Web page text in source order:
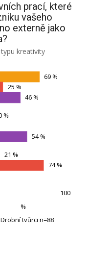
prací, které
vašeho
externě jako
kreativity
69 %
%
21 %
25 %
74 %
46 %
54 %
100
%
Drobní tvůrci n=88